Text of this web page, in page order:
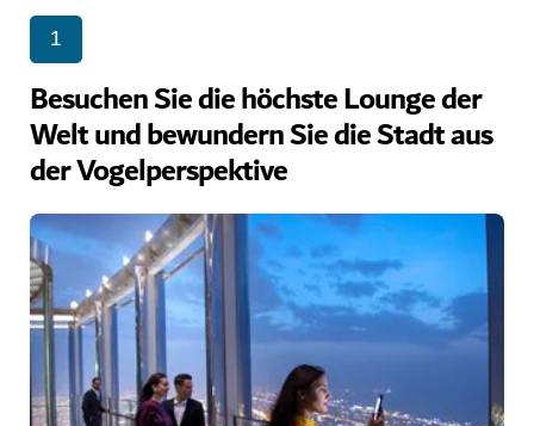
1
Besuchen Sie die höchste Lounge der
Welt und bewundern Sie die Stadt aus
der Vogelperspektive